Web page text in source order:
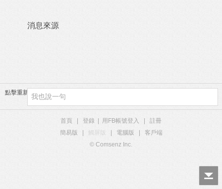
消息來源
點擊重新加載
首頁 登錄 用FB帳號登入
註冊
簡易版
觸屏版 電腦版
客戶端
© Comsenz Inc.